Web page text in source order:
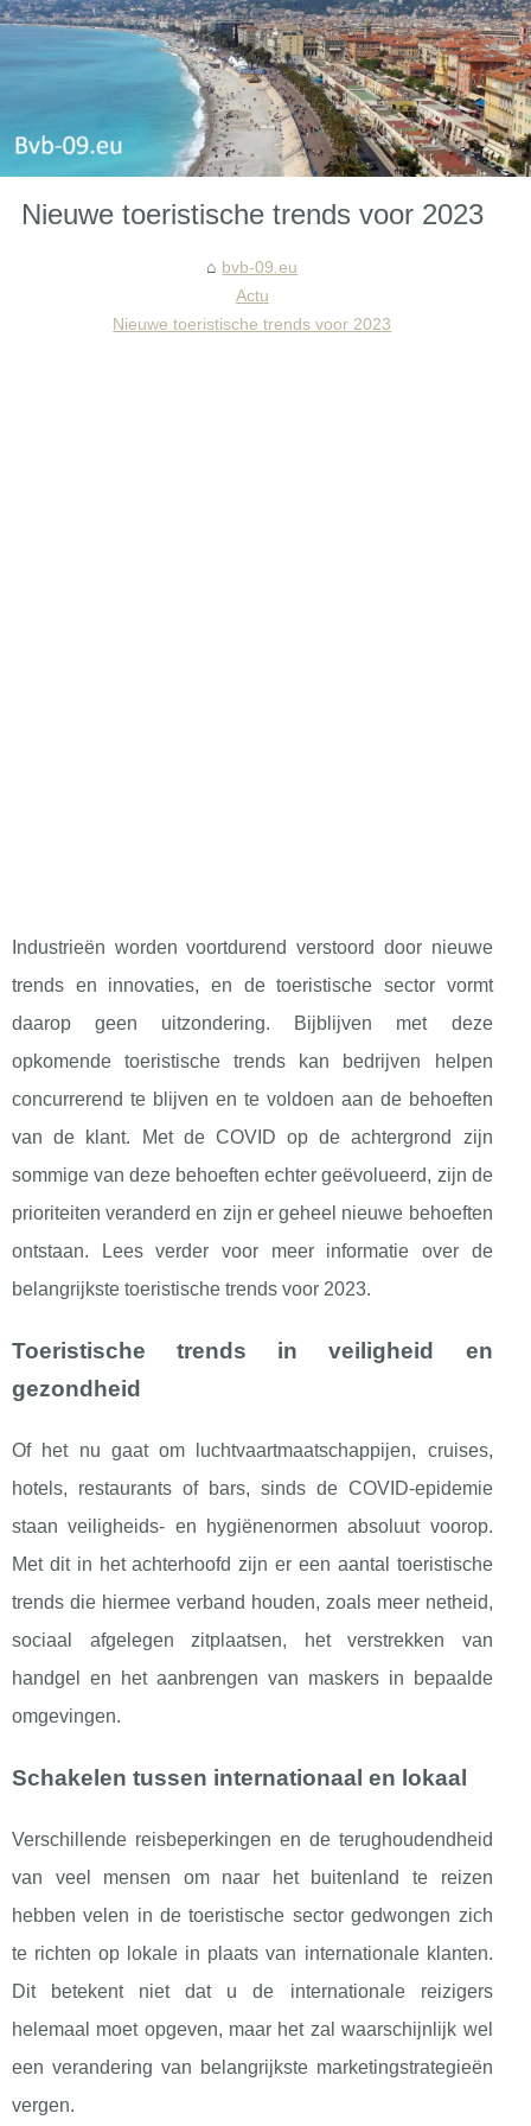
Nieuwe toeristische trends voor 2023
bvb-09.eu
Actu
Nieuwe toeristische trends voor 2023
Industrieën worden voortdurend verstoord door nieuwe
trends en innovaties, en de toeristische sector vormt
daarop geen uitzondering. Bijblijven met deze
opkomende toeristische trends kan bedrijven helpen
concurrerend te blijven en te voldoen aan de behoeften
van de klant. Met de COVID op de achtergrond zijn
sommige van deze behoeften echter geëvolueerd, zijn de
prioriteiten veranderd en zijn er geheel nieuwe behoeften
ontstaan. Lees verder voor meer informatie over de
belangrijkste toeristische trends voor 2023.
Toeristische trends in veiligheid en
gezondheid
Of het nu gaat om luchtvaartmaatschappijen, cruises,
hotels, restaurants of bars, sinds de COVID-epidemie
staan veiligheids- en hygiënenormen absoluut voorop.
Met dit in het achterhoofd zijn er een aantal toeristische
trends die hiermee verband houden, zoals meer netheid,
sociaal afgelegen zitplaatsen, het verstrekken van
handgel en het aanbrengen van maskers in bepaalde
omgevingen.
Schakelen tussen internationaal en lokaal
Verschillende reisbeperkingen en de terughoudendheid
van veel mensen om naar het buitenland te reizen
hebben velen in de toeristische sector gedwongen zich
te richten op lokale in plaats van internationale klanten.
Dit betekent niet dat u de internationale reizigers
helemaal moet opgeven, maar het zal waarschijnlijk wel
een verandering van belangrijkste marketingstrategieën
vergen.